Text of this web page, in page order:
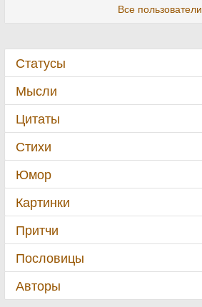
Все пользователи
Статусы
Мысли
Цитаты
Стихи
Юмор
Картинки
Притчи
Пословицы
Авторы